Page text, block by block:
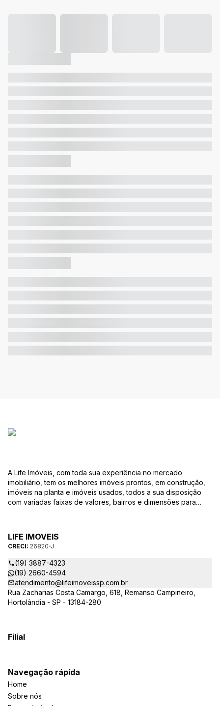
A Life Imóveis, com toda sua experiência no mercado
imobiliário, tem os melhores imóveis prontos, em construção,
imóveis na planta e imóveis usados, todos a sua disposição
com variadas faixas de valores, bairros e dimensões para
as suas dúvidas sobre casas, apartamentos, terrenos, salas
comerciais e outros produtos imobiliários.
LIFE IMOVEIS
CRECI: 26820-J
(19) 3887-4323
(19) 2660-4594
atendimento@lifeimoveissp.com.br
Rua Zacharias Costa Camargo, 618, Remanso Campineiro,
Hortolândia - SP - 13184-280
Filial
Navegação rápida
Home
Sobre nós